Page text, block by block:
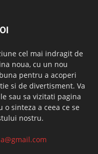
cel mai indragit de
noua, cu un nou
pentru a acoperi
si de divertisment. Va
sau sa vizitati pagina
sinteza a ceea ce se
nostru.